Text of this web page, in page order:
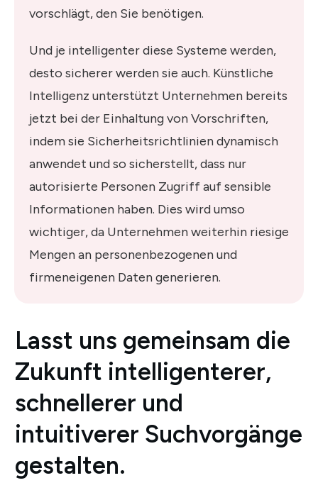
vorschlägt, den Sie benötigen.
Und je intelligenter diese Systeme werden,
desto sicherer werden sie auch. Künstliche
Intelligenz unterstützt Unternehmen bereits
jetzt bei der Einhaltung von Vorschriften,
indem sie Sicherheitsrichtlinien dynamisch
anwendet und so sicherstellt, dass nur
autorisierte Personen Zugriff auf sensible
Informationen haben. Dies wird umso
wichtiger, da Unternehmen weiterhin riesige
Mengen an personenbezogenen und
firmeneigenen Daten generieren.
Lasst uns gemeinsam die
Zukunft intelligenterer,
schnellerer und
intuitiverer Suchvorgänge
gestalten.